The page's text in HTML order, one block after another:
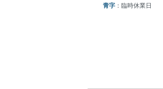
青字 ：臨時休業日